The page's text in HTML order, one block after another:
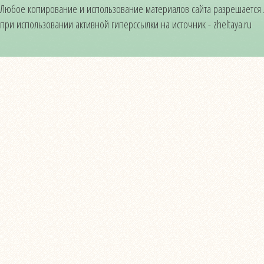
Любое копирование и использование материалов сайта
при использовании активной гиперссылки на источник - zheltaya.ru